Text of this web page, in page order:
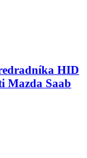
HID
Mazda Saab